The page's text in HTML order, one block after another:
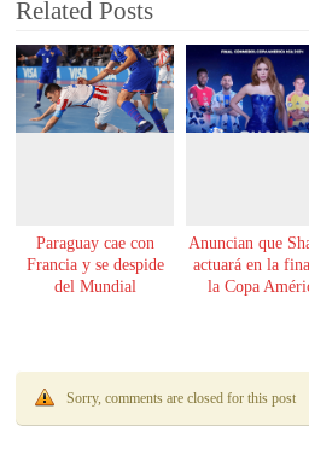
Related Posts
Paraguay cae con
Francia y se despide
del Mundial
Anuncian que
actuará en la
la Copa
Sorry, comments are closed for this post